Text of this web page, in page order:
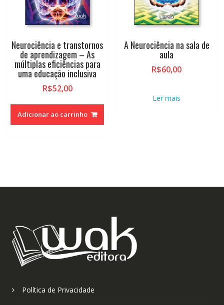
Neurociência e transtornos
de aprendizagem – As
múltiplas eficiências para
uma educação inclusiva
R$52,00
Adicionar ao carrinho
A Neurociência na sala de
aula
R$60,00
Ler mais
Política de Privacidade